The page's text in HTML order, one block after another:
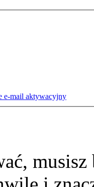
e-mail aktywacyjny